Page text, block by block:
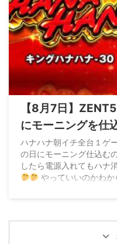
【8月7日】
にモーニングを仕
ぎてお咎めなしな
も
ハナハナ朝イチ全台１ゲ
の日にモーニング仕込む
したら電源入れてもハナ
やっていいのかわ